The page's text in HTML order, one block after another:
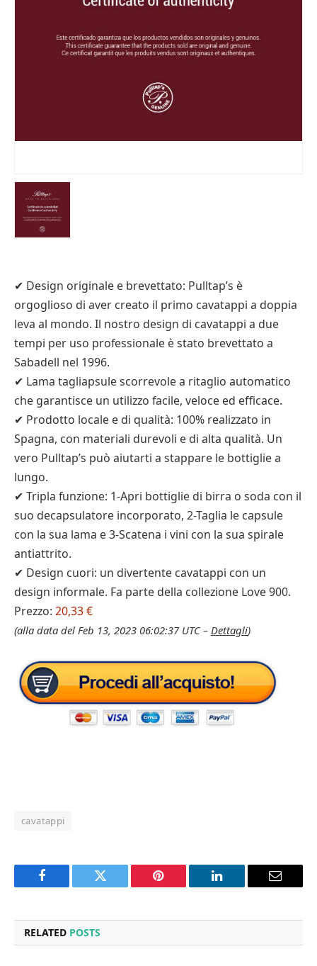
✔ Design originale e brevettato: Pulltap’s è
orgoglioso di aver creato il primo cavatappi a doppia
leva al mondo. Il nostro design di cavatappi a due
tempi per uso professionale è stato brevettato a
Sabadell nel 1996.
✔ Lama tagliapsule scorrevole a ritaglio automatico
che garantisce un utilizzo facile, veloce ed efficace.
✔ Prodotto locale e di qualità: 100% realizzato in
Spagna, con materiali durevoli e di alta qualità. Un
vero Pulltap’s può aiutarti a stappare le bottiglie a
lungo.
✔ Tripla funzione: 1-Apri bottiglie di birra o soda con il
suo decapsulatore incorporato, 2-Taglia le capsule
con la sua lama e 3-Scatena i vini con la sua spirale
antiattrito.
✔ Design cuori: un divertente cavatappi con un
design informale. Fa parte della collezione Love 900.
Prezzo: 20,33 €
(alla data del Feb 13, 2023 06:02:37 UTC – Dettagli)
cavatappi
Facebook Twitter Pinterest LinkedIn Email
RELATED POSTS